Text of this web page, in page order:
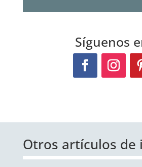
Síguenos
Otros artículos de